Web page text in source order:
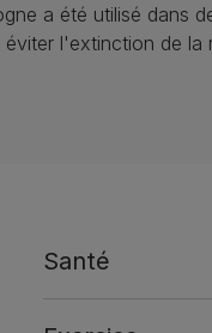
a été utilisé dans
l'extinction de la
Santé